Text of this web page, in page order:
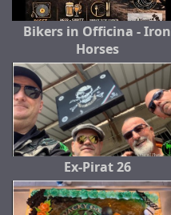
Bikers in Officina - Iron
Horses
Ex-Pirat 26